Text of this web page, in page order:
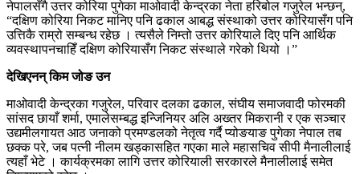
नेपालसँगै उत्तर कोरिया पुगेका माओवादी केन्द्रका नेता हरिबोल गजुरेल भन्छन्,
“दक्षिण कोरिया निकट मानिए पनि ढकाल आबद्ध संस्थाको उत्तर कोरियासँग पनि
उत्तिकै राम्रो सम्बन्ध रहेछ । त्यसैले निम्तो उत्तर कोरियाले दिए पनि आर्थिक
व्यवस्थापनचाहिँ दक्षिण कोरियासँग निकट संस्थाले गरेको थियो ।”
देखिएनन् किम जोङ उन
माओवादी केन्द्रका गजुरेल, परिवार दलका ढकाल, संघीय समाजवादी फोरमकी
सांसद छायाँ शर्मा, एमालेसम्बद्ध इन्जिनियर अलि अख्तर मिकरानी र एक सञ्चार
उद्यमीलगायत आठ जनाको प्रमण्डलको नेतृत्व गर्दै प्योङयाङ पुगेका नेपाल तब
छक्क परे, जब पत्नी नीलम खड्कासहित गएका माले महासचिव सीपी मैनालीलाई
त्यहाँ भेटे । कार्यक्रमका लागि उत्तर कोरियाली सरकारले मैनालीलाई समेत